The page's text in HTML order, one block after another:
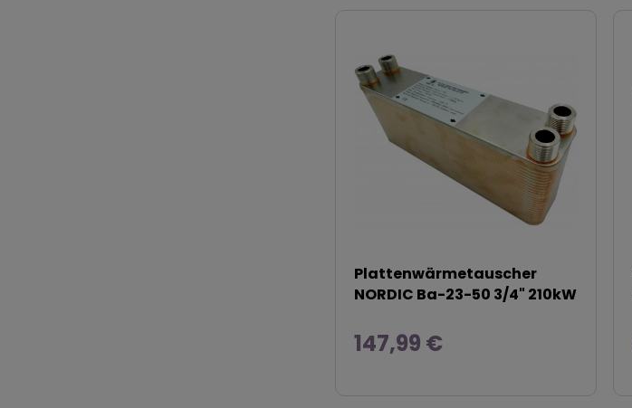
Plattenwärmetauscher
NORDIC Ba-23-50 3/4" 210kW
147,99 €